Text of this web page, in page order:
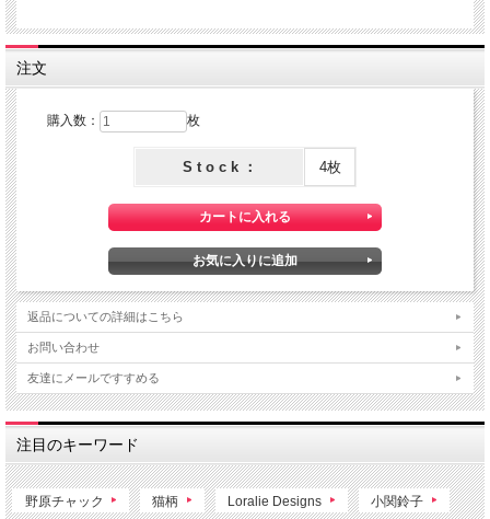
注文
購入数： 枚
S t o c k ： 4枚
返品についての詳細はこちら
お問い合わせ
友達にメールですすめる
注目のキーワード
野原チャック 猫柄 Loralie Designs 小関鈴子